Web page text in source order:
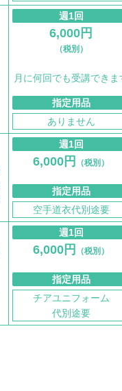
週1回
6,000円
（税別）
月に何回でも受講できま
指定用品
ありません
週1回
6,000円 （税別）
指定用品
空手道衣代別途要
週1回
6,000円 （税別）
指定用品
チアユニフォーム
代別途要